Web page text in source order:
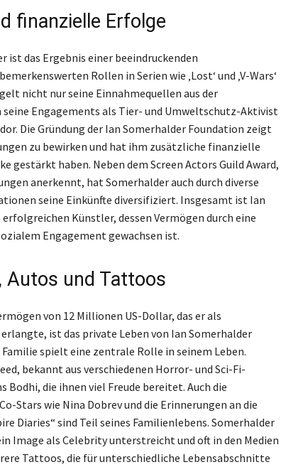
finanzielle Erfolge
ist das Ergebnis einer beeindruckenden
Rollen in Serien wie ‚Lost‘ und ‚V-Wars‘
nicht nur seine Einnahmequellen aus der
seine Engagements als Tier- und Umweltschutz-Aktivist
Die Gründung der Ian Somerhalder Foundation zeigt
zu bewirken und hat ihm zusätzliche finanzielle
gestärkt haben. Neben dem Screen Actors Guild Award,
anerkennt, hat Somerhalder auch durch diverse
seine Einkünfte diversifiziert. Insgesamt ist Ian
Künstler, dessen Vermögen durch eine
Engagement gewachsen ist.
Autos und Tattoos
von 12 Millionen US-Dollar, das er als
ist das private Leben von Ian Somerhalder
spielt eine zentrale Rolle in seinem Leben.
bekannt aus verschiedenen Horror- und Sci-Fi-
Bodhi, die ihnen viel Freude bereitet. Auch die
Stars wie Nina Dobrev und die Erinnerungen an die
Diaries“ sind Teil seines Familienlebens. Somerhalder
Image als Celebrity unterstreicht und oft in den Medien
Tattoos, die für unterschiedliche Lebensabschnitte